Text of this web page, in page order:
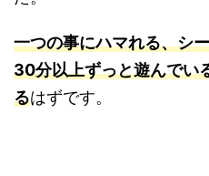
一つの事にハマれる、シ
30分以上ずっと遊んでい
るはずです。